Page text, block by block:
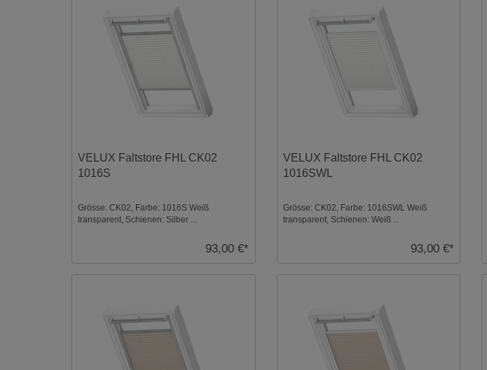
VELUX Faltstore FHL CK02
1016S
Grösse: CK02, Farbe: 1016S Weiß
transparent, Schienen: Silber ...
93,00 €*
VELUX Faltstore FHL CK02
1016SWL
Grösse: CK02, Farbe: 1016SWL Weiß
transparent, Schienen: Weiß ...
93,00 €*